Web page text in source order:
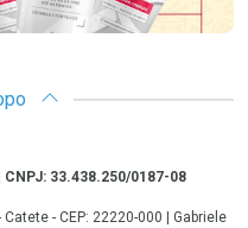
33.438.250/0187-08
- CEP: 22220-000 | Gabriele